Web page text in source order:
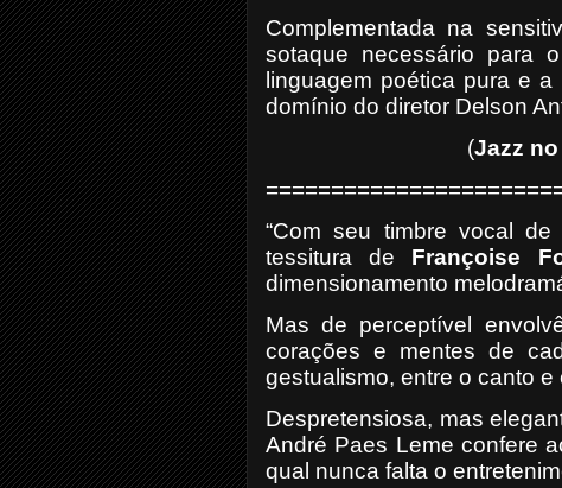
Complementada na
sotaque necessário para
linguagem poética pura e
domínio do diretor Delson
(Jazz
“Com seu timbre vocal
tessitura de Françoise
dimensionamento
Mas de perceptível
corações e mentes de
gestualismo, entre o canto
Despretensiosa, mas
André Paes Leme confere
qual nunca falta o